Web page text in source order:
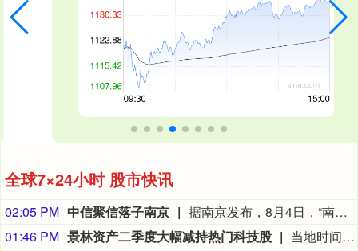
全球7×24小时 股市快讯
02:05 PM 中信聚信落子南京
据南京发布，8月4日，“南京聚信天晟股权投资合伙企业（有限合伙）”正式落地紫金山国际科创基金街区。基金规模10.01亿元，管理人为中信聚信（北京）资本管理有限公司，其向上穿透的实际控制人为中信集团，管理人整体管理规模超百亿元。该基金在2026紫金山创投大会上签约启动组建，将重点投向新一代信息技术、高端装备、新材料、新能源、生物医药及新消费等领域，为南京科创产业注入新的资本动能。
01:46 PM 景林资产二季度大幅减持热门科技股
当地时间8月7日，知名千亿级私募景林资产披露2026年二季度末最新美股持仓（13F）。二季度，景林资产清仓英伟达、META等热门科技股，大幅减持英特尔、网易、谷歌等标的；景林资产在二季度末的美股持仓市值从38.8亿美元大幅下降至21.9亿美元，降幅达43%。在大幅收缩多只原有持仓的同时，景林资产也对部分半导体产业链公司进行了布局，包括近期业绩超预期的美国光模块制造商AAOI（应用光电）。